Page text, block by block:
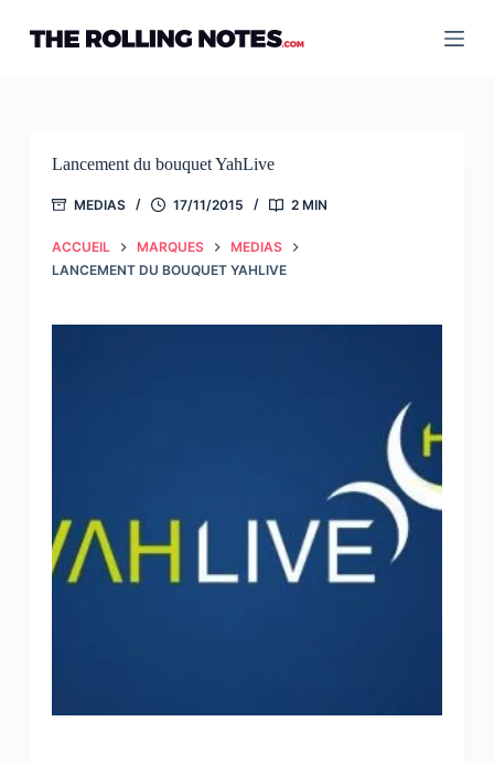
contenu
Lancement du bouquet YahLive
MEDIAS 17/11/2015 2 MIN
ACCUEIL MARQUES
MEDIAS
LANCEMENT DU BOUQUET YAHLIVE